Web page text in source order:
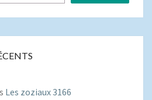
Les zoziaux 3166